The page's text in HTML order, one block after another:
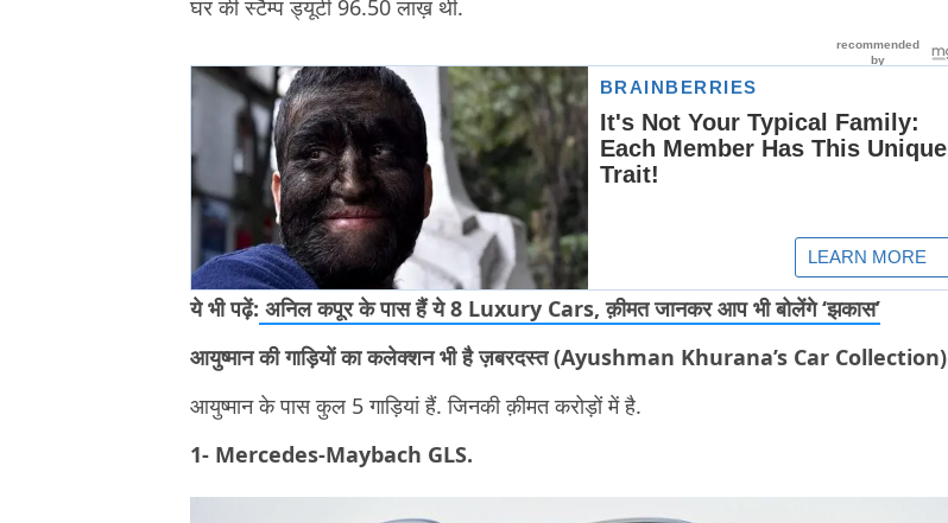
घर की स्टैम्प ड्यूटी 96.50 लाख़ थी.
ये भी पढ़ें: अनिल कपूर के पास हैं ये 8 Luxury Cars, क़ीमत जानकर आप भी बोलेंगे ‘झकास’
आयुष्मान की गाड़ियों का कलेक्शन भी है ज़बरदस्त (Ayushman Khurana’s Car Collection)
आयुष्मान के पास कुल 5 गाड़ियां हैं. जिनकी क़ीमत करोड़ों में है.
1- Mercedes-Maybach GLS.